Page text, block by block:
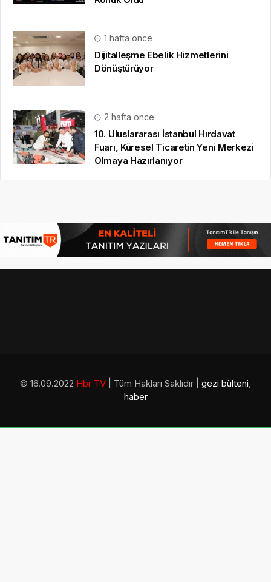
1 hafta önce
Dijitalleşme Ebelik Hizmetlerini
Dönüştürüyor
2 hafta önce
10. Uluslararası İstanbul Hırdavat
Fuarı, Küresel Ticaretin Yeni Merkezi
Olmaya Hazırlanıyor
© 16.09.2022 Hbr TV | Tüm Hakları Saklıdır | gezi bülteni
haber